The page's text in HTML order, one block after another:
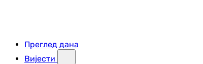
Преглед дана
Вијести